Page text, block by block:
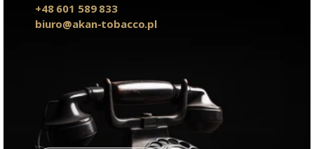
+48 601 589 833
biuro@akan-tobacco.pl